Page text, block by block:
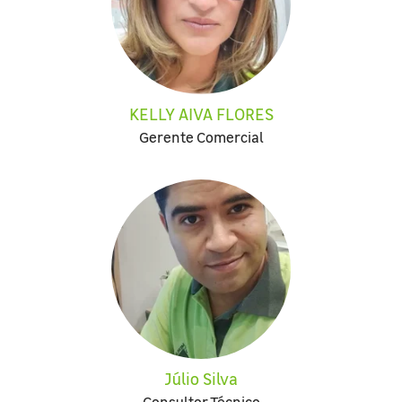
KELLY AIVA FLORES
Gerente Comercial
Júlio Silva